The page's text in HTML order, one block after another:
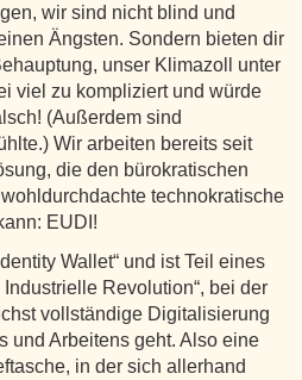
wir sind nicht blind und
Ängsten. Sondern bieten dir
unser Klimazoll unter
viel zu kompliziert und würde
(Außerdem sind
Wir arbeiten bereits seit
die den bürokratischen
technokratische
EUDI!
Wallet“ und ist Teil eines
Revolution“, bei der
vollständige Digitalisierung
und Arbeitens geht. Also eine
in der sich allerhand